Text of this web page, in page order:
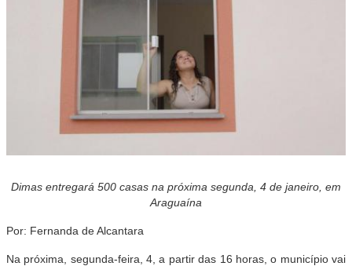
Dimas entregará 500 casas na próxima segunda, 4 de janeiro, em
Araguaína
Por: Fernanda de Alcantara
Na próxima, segunda-feira, 4, a partir das 16 horas, o município vai